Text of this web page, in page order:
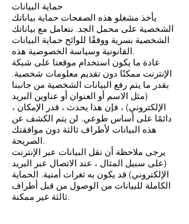
حماية البيانات
يأخذ مشغلو هذه الصفحات حماية بياناتك
الشخصية على محمل الجد. نتعامل مع بياناتك
الشخصية بسرية ووفقًا للوائح حماية البيانات
القانونية وسياسة الخصوصية هذه.
عادة ما يكون استخدام موقعنا على شبكة
الإنترنت ممكنًا دون تقديم معلومات شخصية.
بقدر ما يتم رفع البيانات الشخصية من جانبنا
(مثل الاسم أو العنوان أو عناوين البريد
الإلكتروني) ، فإن هذا يحدث ، قدر الإمكان ،
دائمًا على أساس طوعي. لن يتم الكشف عن
هذه البيانات لأطراف ثالثة دون موافقتك
الصريحة.
يرجى ملاحظة أن نقل البيانات عبر الإنترنت
(على سبيل المثال ، عند الاتصال عبر البريد
الإلكتروني) قد يكون به ثغرات أمنية. الحماية
الكاملة للبيانات من الوصول من قبل أطراف
ثالثة غير ممكنة.